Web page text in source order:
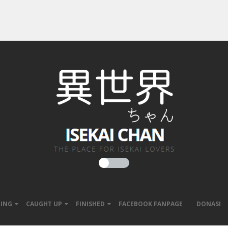
CAUGHT UP FINISHED FACEBOOK FANPAGE DONASI